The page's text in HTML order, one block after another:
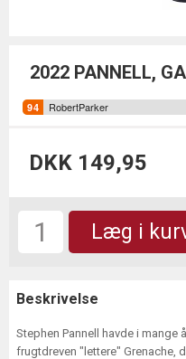
2022 PANNELL,
RobertParker
DKK 149,95
Læg i
Beskrivelse
Stephen Pannell havde i
frugtdreven "lettere" Grenache,